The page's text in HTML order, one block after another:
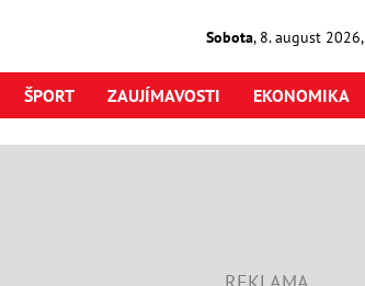
Sobota, 8. august2026,
ŠPORT ZAUJÍMAVOSTI EKONOMIKA